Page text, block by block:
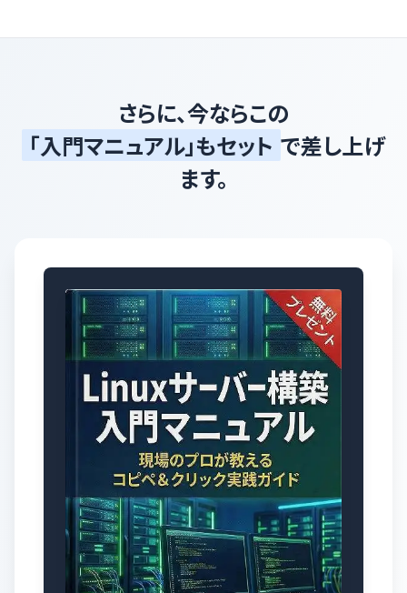
さらに、今ならこの
「入門マニュアル」もセット で差し上げ
ます。